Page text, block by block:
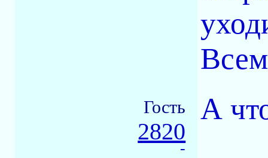
Гость
2820
-
А